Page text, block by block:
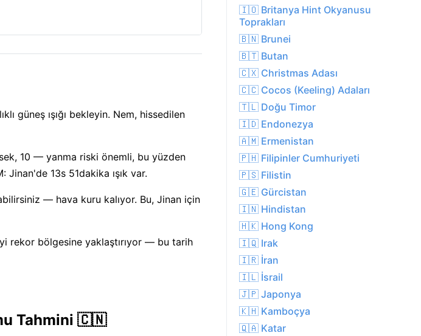
güneş ışığı bekleyin. Nem, hissedilen
10 — yanma riski önemli, bu yüzden
13s 51dakika ışık var.
— hava kuru kalıyor. Bu, Jinan için
rekor bölgesine yaklaştırıyor — bu tarih
Tahmini 🇨🇳
🇮🇴 Britanya Hint Okyanusu
Toprakları
🇧🇳 Brunei
🇧🇹 Butan
🇨🇽 Christmas Adası
🇨🇨 Cocos (Keeling) Adaları
🇹🇱 Doğu Timor
🇮🇩 Endonezya
🇦🇲 Ermenistan
🇵🇭 Filipinler Cumhuriyeti
🇵🇸 Filistin
🇬🇪 Gürcistan
🇮🇳 Hindistan
🇭🇰 Hong Kong
🇮🇶 Irak
🇮🇷 İran
🇮🇱 İsrail
🇯🇵 Japonya
🇰🇭 Kamboçya
🇶🇦 Katar